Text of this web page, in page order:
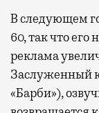
несколько — в
гаваней. На
Лаунжи
Павелецком,
и Курском
В следующем
60, так что
реклама
Заслуженный
«Барби»),